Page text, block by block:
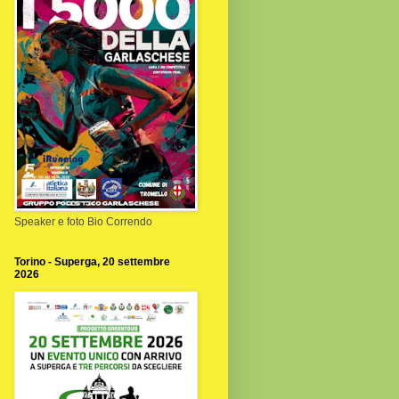
Speaker e foto Bio Correndo
Torino - Superga, 20 settembre
2026